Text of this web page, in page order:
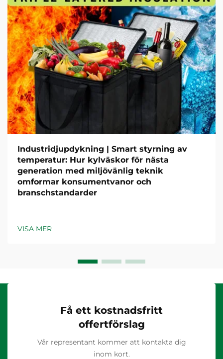
Industridjupdykning | Smart styrning av
temperatur: Hur kylväskor för nästa
generation med miljövänlig teknik
omformar konsumentvanor och
branschstandarder
VISA MER
Få ett kostnadsfritt
offertförslag
Vår representant kommer att kontakta dig
inom kort.